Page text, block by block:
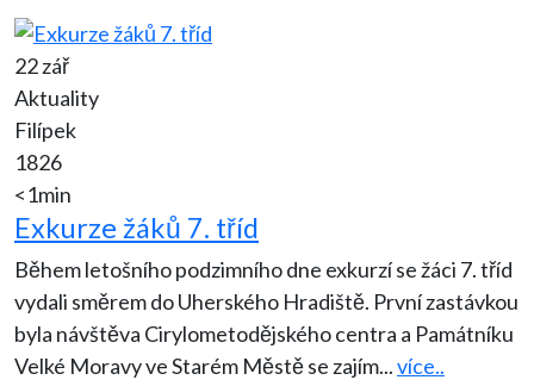
22 zář
Aktuality
Filípek
1826
<1min
Exkurze žáků 7. tříd
Během letošního podzimního dne exkurzí se žáci 7. tříd
vydali směrem do Uherského Hradiště. První zastávkou
byla návštěva Cirylometodějského centra a Památníku
Velké Moravy ve Starém Městě se zajím...více..